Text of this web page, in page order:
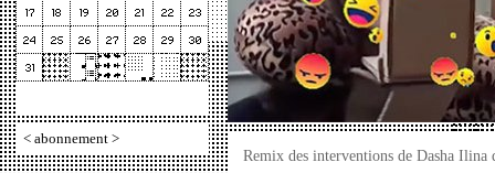
< abonnement >
Remix des interventions de Dasha